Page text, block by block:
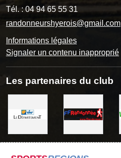
Tél. :04 94 65 55 31
randonneurshyerois@gmail.com
Informations légales
Signaler un contenu inapproprié
Les partenaires du club